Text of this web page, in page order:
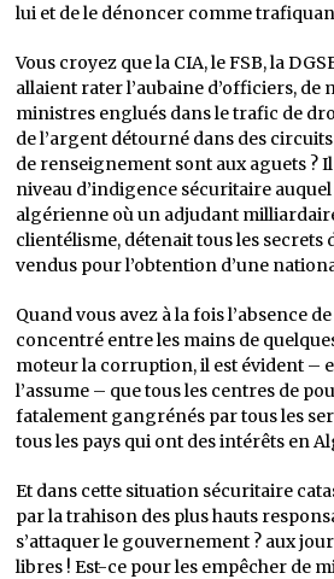
lui et de le dénoncer comme
Vous croyez que la CIA, le FSB, la
allaient rater l’aubaine d’officiers, de
ministres englués dans le trafic de
de l’argent détourné dans des
de renseignement sont aux aguets ?
niveau d’indigence sécuritaire
algérienne où un adjudant
clientélisme, détenait tous les secrets
vendus pour l’obtention d’une
Quand vous avez à la fois l’absence
concentré entre les mains de
moteur la corruption, il est évident –
l’assume – que tous les centres de
fatalement gangrénés par tous les
tous les pays qui ont des intérêts en
Et dans cette situation sécuritaire
par la trahison des plus hauts
s’attaquer le gouvernement ? aux
libres ! Est-ce pour les empêcher de